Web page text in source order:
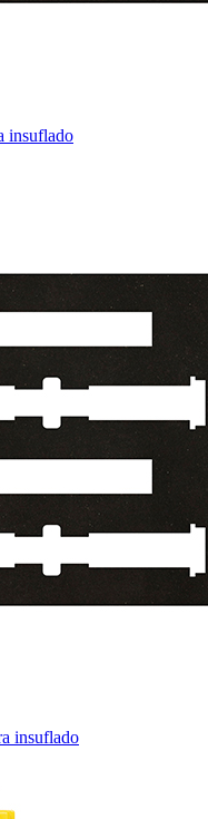
insuflado
insuflado